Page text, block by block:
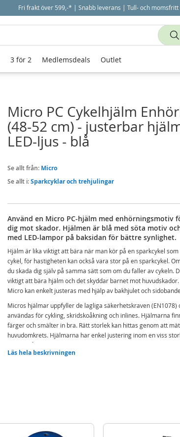
Fri frakt över 599,-* | Snabb leverans | Tull- och momsfritt
Micro PC Cykelhjälm
(48-52 cm) - justerbar
LED-ljus - blå
Se allt från: Micro
Se allt i:Sparkcyklar och trehjulingar
Använd en Micro PC-hjälm med enhörningsmotiv
dig mot skador. Hjälmen är blå med söta motiv
med LED-lampor på baksidan för bättre synlighet.
Hjälm är lika viktigt att bära när man kör på en sparkcykel
cykel, för hastigheten kan också vara stor på en sparkcykel.
du skada dig själv på samma sätt som om du faller av cykeln.
viktigt att bära hjälm och det skyddar barnet mot
Micro kan enkelt justeras med hjälp av bakhjulet och
Micros hjälmar uppfyller de lagliga säkerhetskraven (EN1078)
användas för cykling, skridskoåkning och inlines. Hjälmarna
färger och smälter in bra. Rätt storlek kan hittas genom att
huvudomkrets. Hjälmarna har enkel justering inom en viss
ett hjul på baksidan av hjälmen som reglerar passformen.
Blå Micro hjälm med enhörningsmotiv
Läs hela beskrivningen
3 för 2 Medlemsdeals Outlet